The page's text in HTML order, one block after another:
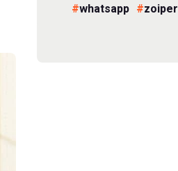
whatsapp
zoiper